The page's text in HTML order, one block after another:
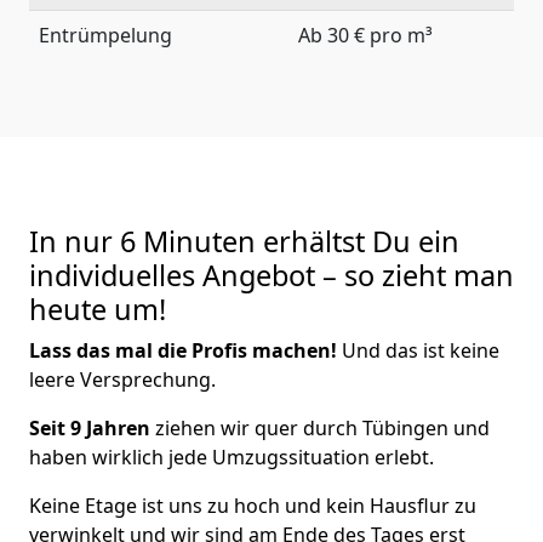
Entrümpelung
Ab 30 € pro m³
In nur 6 Minuten erhältst Du ein
individuelles Angebot – so zieht man
heute um!
Lass das mal die Profis machen! Und das ist keine
leere Versprechung.
Seit 9 Jahren ziehen wir quer durch Tübingen und
haben wirklich jede Umzugssituation erlebt.
Keine Etage ist uns zu hoch und kein Hausflur zu
verwinkelt und wir sind am Ende des Tages erst